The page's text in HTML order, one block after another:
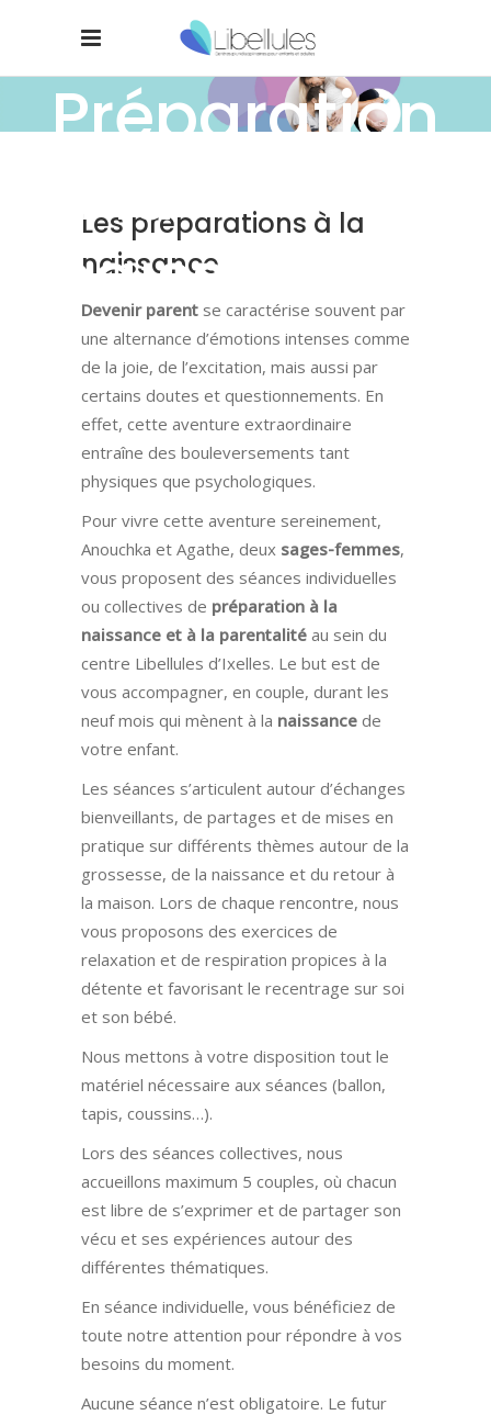
Préparation
à la
naissance
Les préparations à la
naissance
Devenir parent se caractérise souvent par
une alternance d’émotions intenses comme
de la joie, de l’excitation, mais aussi par
certains doutes et questionnements. En
effet, cette aventure extraordinaire
entraîne des bouleversements tant
physiques que psychologiques.
Pour vivre cette aventure sereinement,
Anouchka et Agathe, deux sages-femmes,
vous proposent des séances individuelles
ou collectives de préparation à la
naissance et à la parentalité au sein du
centre Libellules d’Ixelles. Le but est de
vous accompagner, en couple, durant les
neuf mois qui mènent à la naissance de
votre enfant.
Les séances s’articulent autour d’échanges
bienveillants, de partages et de mises en
pratique sur différents thèmes autour de la
grossesse, de la naissance et du retour à
la maison. Lors de chaque rencontre, nous
vous proposons des exercices de
relaxation et de respiration propices à la
détente et favorisant le recentrage sur soi
et son bébé.
Nous mettons à votre disposition tout le
matériel nécessaire aux séances (ballon,
tapis, coussins…).
Lors des séances collectives, nous
accueillons maximum 5 couples, où chacun
est libre de s’exprimer et de partager son
vécu et ses expériences autour des
différentes thématiques.
En séance individuelle, vous bénéficiez de
toute notre attention pour répondre à vos
besoins du moment.
Aucune séance n’est obligatoire. Le futur